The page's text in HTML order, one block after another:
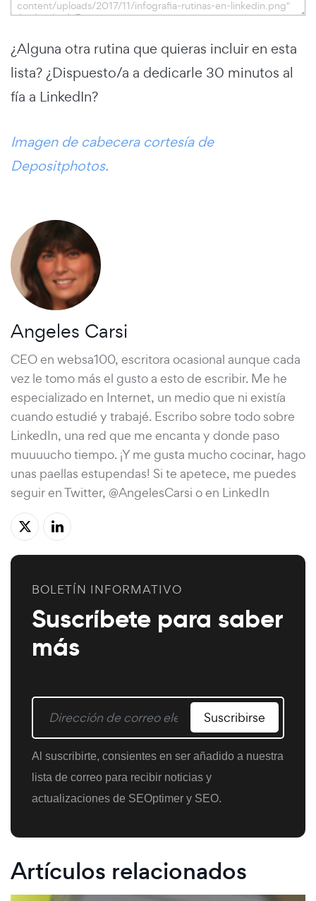
¿Alguna otra rutina que quieras incluir en esta
lista? ¿Dispuesto/a a dedicarle 30 minutos al
fía a LinkedIn?
Imagen de cabecera cortesía de
Depositphotos.
Angeles Carsi
CEO en websa100, escritora ocasional aunque cada
vez le tomo más el gusto a esto de escribir. Me he
especializado en Internet, un medio que ni existía
cuando estudié y trabajé. Escribo sobre todo sobre
LinkedIn, una red que me encanta y donde paso
muuuucho tiempo. ¡Y me gusta mucho cocinar, hago
unas paellas estupendas! Si te apetece, me puedes
seguir en Twitter, @AngelesCarsi o en LinkedIn
BOLETÍN INFORMATIVO
Suscríbete para saber
más
Suscribirse
Al suscribirte, consientes en ser añadido a nuestra
lista de correo para recibir noticias y
actualizaciones de SEOptimer y SEO.
Artículos relacionados